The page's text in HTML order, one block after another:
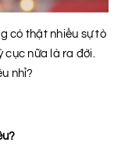
có thật nhiều sự tò
cục nữa là ra đời.
nhỉ?